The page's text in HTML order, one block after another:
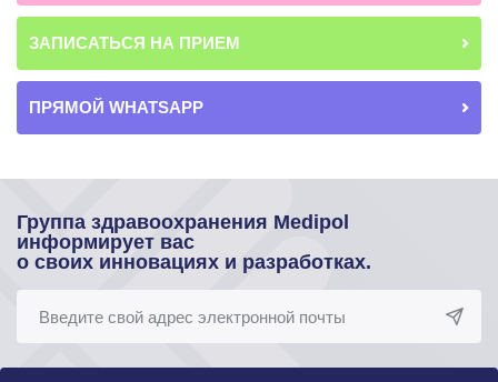
ЗАПИСАТЬСЯ НА ПРИЕМ
ПРЯМОЙ WHATSAPP
Группа здравоохранения Medipol
информирует вас
о своих инновациях и разработках.